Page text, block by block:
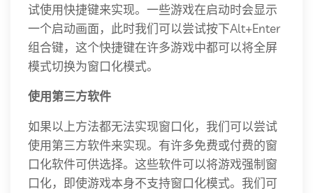
试使用快捷键来实现。一些游戏在启动时会显示
一个启动画面，此时我们可以尝试按下Alt+Enter
组合键，这个快捷键在许多游戏中都可以将全屏
模式切换为窗口化模式。
使用第三方软件
如果以上方法都无法实现窗口化，我们可以尝试
使用第三方软件来实现。有许多免费或付费的窗
口化软件可供选择。这些软件可以将游戏强制窗
口化，即使游戏本身不支持窗口化模式。我们可